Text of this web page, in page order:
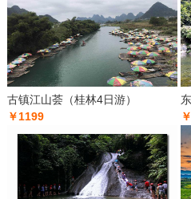
古镇江山荟（桂林4日游）
￥1199